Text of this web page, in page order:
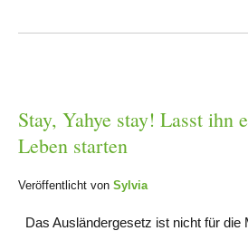
Stay, Yahye stay! Lasst ihn
Leben starten
Veröffentlicht von Sylvia
Das Ausländergesetz ist nicht für die